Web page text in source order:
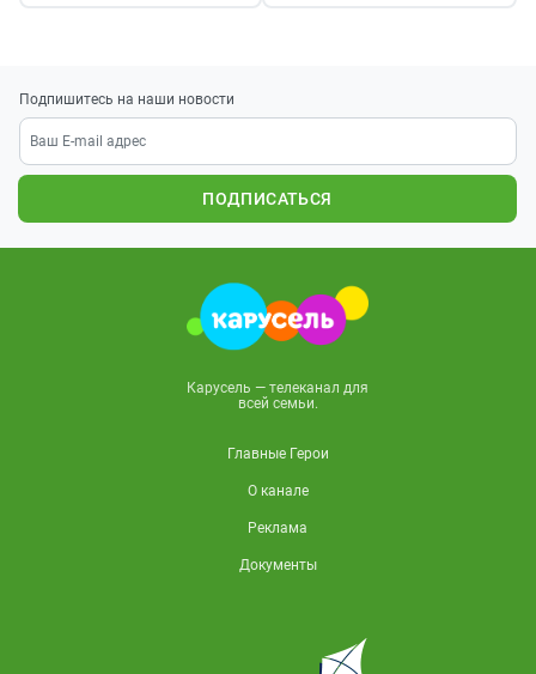
Подпишитесь на наши новости
ПОДПИСАТЬСЯ
Карусель — телеканал для
всей семьи.
Главные Герои
О канале
Реклама
Документы